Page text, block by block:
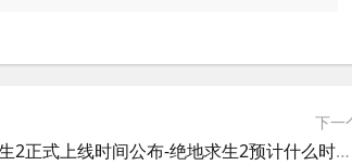
下一
绝地求生2正式上线时间公布-绝地求生2预计什么时候正式上线